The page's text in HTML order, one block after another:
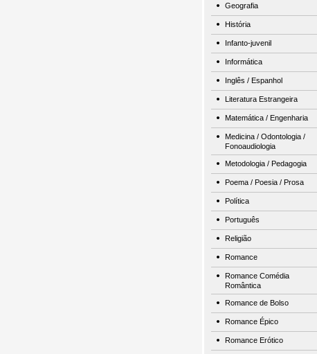
Geografia
História
Infanto-juvenil
Informática
Inglês / Espanhol
Literatura Estrangeira
Matemática / Engenharia
Medicina / Odontologia /
Fonoaudiologia
Metodologia / Pedagogia
Poema / Poesia / Prosa
Política
Português
Religião
Romance
Romance Comédia
Romântica
Romance de Bolso
Romance Épico
Romance Erótico